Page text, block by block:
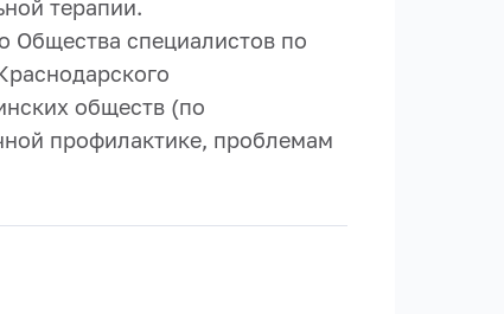
терапии.
Общества специалистов по
обществ (по
профилактике, проблемам